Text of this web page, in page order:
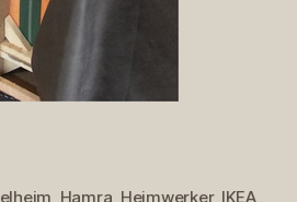
, Hamra, Heimwerker, IKEA,